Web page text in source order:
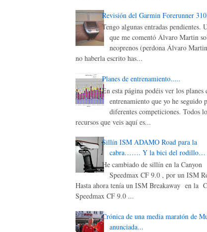
Revisión del Garmin Forerunner
Tengo algunas entradas pendientes.
que me comentó Álvaro Martin
neoprenos (perdona Álvaro
no haberla escrito has...
Planes de entrenamiento.....
En esta página podéis ver los planes
entrenamiento que yo he seguido
diferentes competiciones. Todos
recursos que veis aquí es...
Sillín ISM ADAMO Road para la
cabra……. Y la bici del rodillo…
He cambiado de sillín en la Canyon
Speedmax CF 9.0 , por un ISM
Hasta ahora tenía un ISM Breakaway en la
Speedmax CF 9.0 ...
Crónica de una media maratón de
anunciada...